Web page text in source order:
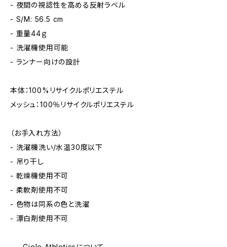
- 夜間の視認性を高める反射ラベル
- S/M: 56.5 cm
- 重量44ｇ
- 洗濯機使用可能
- ランナー向けの設計
本体：100%リサイクルポリエステル
メッシュ：100％リサイクルポリエステル
（お手入れ方法）
- 洗濯機洗い/水温30度以下
- 吊り干し
- 乾燥機使用不可
- 柔軟剤使用不可
- 色物は同系の色と洗濯
- 漂白剤使用不可